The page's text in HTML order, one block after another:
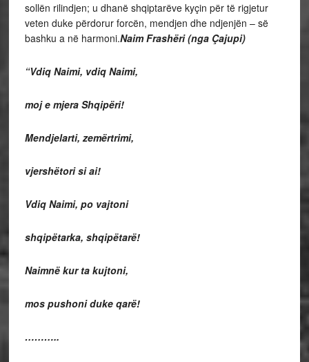
sollën rilindjen; u dhanë shqiptarëve kyçin për të rigjetur
veten duke përdorur forcën, mendjen dhe ndjenjën – së
bashku a në harmoni.Naim Frashëri (nga Çajupi)
“Vdiq Naimi, vdiq Naimi,
moj e mjera Shqipëri!
Mendjelarti, zemërtrimi,
vjershëtori si ai!
Vdiq Naimi, po vajtoni
shqipëtarka, shqipëtarë!
Naimnë kur ta kujtoni,
mos pushoni duke qarë!
………..